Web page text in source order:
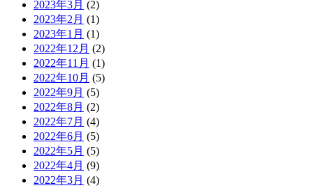
2023年3月 (2)
2023年2月 (1)
2023年1月 (1)
2022年12月 (2)
2022年11月 (1)
2022年10月 (5)
2022年9月 (5)
2022年8月 (2)
2022年7月 (4)
2022年6月 (5)
2022年5月 (5)
2022年4月 (9)
2022年3月 (4)